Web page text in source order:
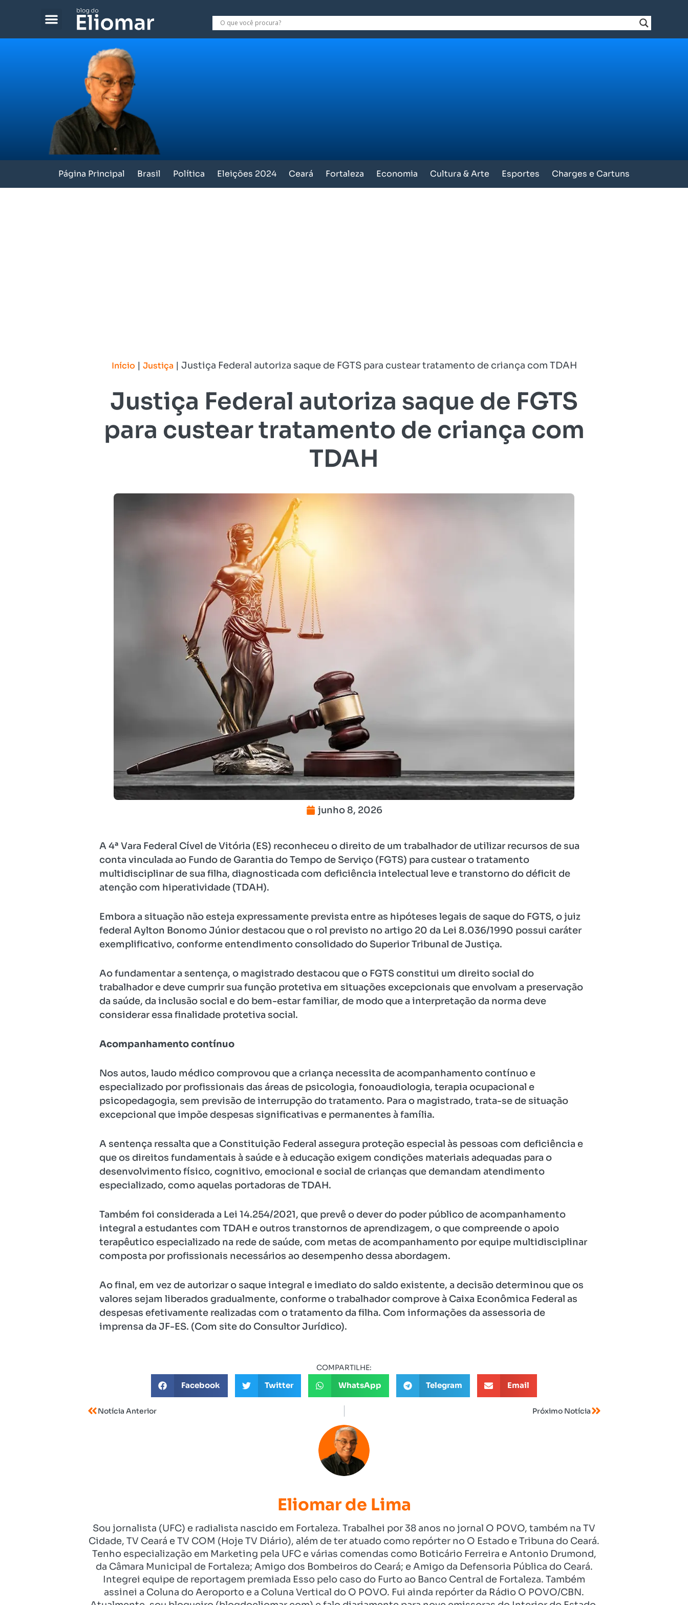
Página Principal Brasil Política Eleições 2024 Ceará Fortaleza Economia Cultura & Arte Esportes Charges e Cartuns
Início | Justiça | Justiça Federal autoriza saque de FGTS para custear tratamento de criança com TDAH
Justiça Federal autoriza saque de FGTS
para custear tratamento de criança com
TDAH
junho 8, 2026
A 4ª Vara Federal Cível de Vitória (ES) reconheceu o direito de um trabalhador de utilizar recursos de sua
conta vinculada ao Fundo de Garantia do Tempo de Serviço (FGTS) para custear o tratamento
multidisciplinar de sua filha, diagnosticada com deficiência intelectual leve e transtorno do déficit de
atenção com hiperatividade (TDAH).
Embora a situação não esteja expressamente prevista entre as hipóteses legais de saque do FGTS, o juiz
federal Aylton Bonomo Júnior destacou que o rol previsto no artigo 20 da Lei 8.036/1990 possui caráter
exemplificativo, conforme entendimento consolidado do Superior Tribunal de Justiça.
Ao fundamentar a sentença, o magistrado destacou que o FGTS constitui um direito social do
trabalhador e deve cumprir sua função protetiva em situações excepcionais que envolvam a preservação
da saúde, da inclusão social e do bem-estar familiar, de modo que a interpretação da norma deve
considerar essa finalidade protetiva social.
Acompanhamento contínuo
Nos autos, laudo médico comprovou que a criança necessita de acompanhamento contínuo e
especializado por profissionais das áreas de psicologia, fonoaudiologia, terapia ocupacional e
psicopedagogia, sem previsão de interrupção do tratamento. Para o magistrado, trata-se de situação
excepcional que impõe despesas significativas e permanentes à família.
A sentença ressalta que a Constituição Federal assegura proteção especial às pessoas com deficiência e
que os direitos fundamentais à saúde e à educação exigem condições materiais adequadas para o
desenvolvimento físico, cognitivo, emocional e social de crianças que demandam atendimento
especializado, como aquelas portadoras de TDAH.
Também foi considerada a Lei 14.254/2021, que prevê o dever do poder público de acompanhamento
integral a estudantes com TDAH e outros transtornos de aprendizagem, o que compreende o apoio
terapêutico especializado na rede de saúde, com metas de acompanhamento por equipe multidisciplinar
composta por profissionais necessários ao desempenho dessa abordagem.
Ao final, em vez de autorizar o saque integral e imediato do saldo existente, a decisão determinou que os
valores sejam liberados gradualmente, conforme o trabalhador comprove à Caixa Econômica Federal as
despesas efetivamente realizadas com o tratamento da filha. Com informações da assessoria de
imprensa da JF-ES. (Com site do Consultor Jurídico).
COMPARTILHE:
Facebook Twitter WhatsApp Telegram Email
Notícia Anterior Próximo Notícia
Eliomar de Lima
Sou jornalista (UFC) e radialista nascido em Fortaleza. Trabalhei por 38 anos no jornal O POVO, também na TV
Cidade, TV Ceará e TV COM (Hoje TV Diário), além de ter atuado como repórter no O Estado e Tribuna do Ceará.
Tenho especialização em Marketing pela UFC e várias comendas como Boticário Ferreira e Antonio Drumond,
da Câmara Municipal de Fortaleza; Amigo dos Bombeiros do Ceará; e Amigo da Defensoria Pública do Ceará.
Integrei equipe de reportagem premiada Esso pelo caso do Furto ao Banco Central de Fortaleza. Também
assinei a Coluna do Aeroporto e a Coluna Vertical do O POVO. Fui ainda repórter da Rádio O POVO/CBN.